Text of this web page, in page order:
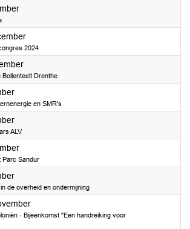
2024
2024
2024
2024
Drenthe
2024
en SMR's
2024
ALV
2024
Parc Sandur
2024
de overheid en ondermijning
2024
- Bijeenkomst "Een handreiking voor